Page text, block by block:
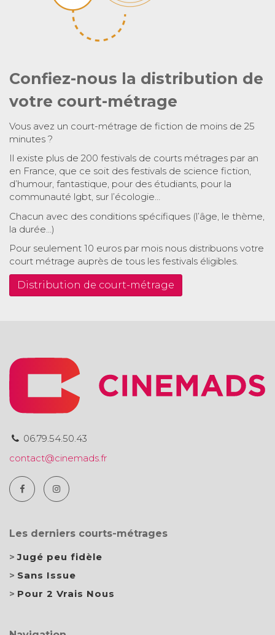
Confiez-nous la distribution de
votre court-métrage
Vous avez un court-métrage de fiction de moins de 25
minutes ?
Il existe plus de 200 festivals de courts métrages par an
en France, que ce soit des festivals de science fiction,
d’humour, fantastique, pour des étudiants, pour la
communauté lgbt, sur l’écologie…
Chacun avec des conditions spécifiques (l’âge, le thème,
la durée…)
Pour seulement 10 euros par mois nous distribuons votre
court métrage auprès de tous les festivals éligibles.
Distribution de court-métrage
06.79.54.50.43
contact@cinemads.fr
Les derniers courts-métrages
Jugé peu fidèle
Sans Issue
Pour 2 Vrais Nous